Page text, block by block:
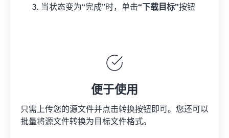
当状态变为“完成”时，单击“下载目标”按钮
便于使用
只需上传您的源文件并点击转换按钮即可。您还可以
批量将源文件转换为目标文件格式。